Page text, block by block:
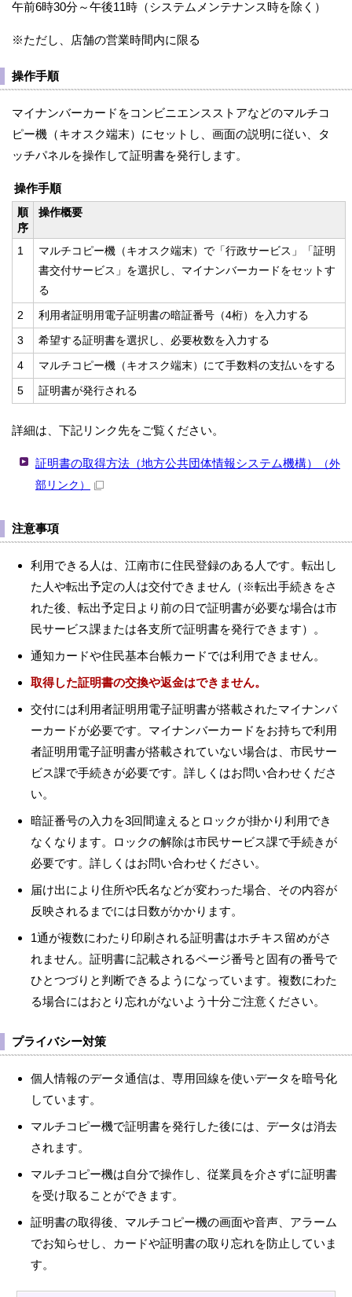
午前6時30分～午後11時（システムメンテナンス時を除く）
※ただし、店舗の営業時間内に限る
操作手順
マイナンバーカードをコンビニエンスストアなどのマルチコ
ピー機（キオスク端末）にセットし、画面の説明に従い、タ
ッチパネルを操作して証明書を発行します。
操作手順
順
序
操作概要
1
マルチコピー機（キオスク端末）で「行政サービス」「証明
書交付サービス」を選択し、マイナンバーカードをセットす
る
2
利用者証明用電子証明書の暗証番号（4桁）を入力する
3
希望する証明書を選択し、必要枚数を入力する
4
マルチコピー機（キオスク端末）にて手数料の支払いをする
5
証明書が発行される
詳細は、下記リンク先をご覧ください。
証明書の取得方法（地方公共団体情報システム機構）
（外
部リンク）
注意事項
利用できる人は、江南市に住民登録のある人です。転出し
た人や転出予定の人は交付できません（※転出手続きをさ
れた後、転出予定日より前の日で証明書が必要な場合は市
民サービス課または各支所で証明書を発行できます）。
通知カードや住民基本台帳カードでは利用できません。
取得した証明書の交換や返金はできません。
交付には利用者証明用電子証明書が搭載されたマイナンバ
ーカードが必要です。マイナンバーカードをお持ちで利用
者証明用電子証明書が搭載されていない場合は、市民サー
ビス課で手続きが必要です。詳しくはお問い合わせくださ
い。
暗証番号の入力を3回間違えるとロックが掛かり利用でき
なくなります。ロックの解除は市民サービス課で手続きが
必要です。詳しくはお問い合わせください。
届け出により住所や氏名などが変わった場合、その内容が
反映されるまでには日数がかかります。
1通が複数にわたり印刷される証明書はホチキス留めがさ
れません。証明書に記載されるページ番号と固有の番号で
ひとつづりと判断できるようになっています。複数にわた
る場合にはおとり忘れがないよう十分ご注意ください。
プライバシー対策
個人情報のデータ通信は、専用回線を使いデータを暗号化
しています。
マルチコピー機で証明書を発行した後には、データは消去
されます。
マルチコピー機は自分で操作し、従業員を介さずに証明書
を受け取ることができます。
証明書の取得後、マルチコピー機の画面や音声、アラーム
でお知らせし、カードや証明書の取り忘れを防止していま
す。